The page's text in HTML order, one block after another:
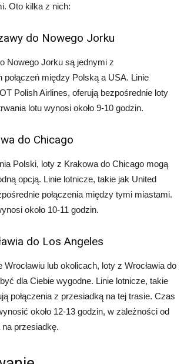
Oto kilka z nich:
do Nowego Jorku
Nowego Jorku są jednymi z
połączeń między Polską a USA. Linie
Polish Airlines, oferują bezpośrednie loty
lotu wynosi około 9-10 godzin.
do Chicago
Polski, loty z Krakowa do Chicago mogą
opcją. Linie lotnicze, takie jak United
połączenia między tymi miastami.
około 10-11 godzin.
do Los Angeles
lub okolicach, loty z Wrocławia do
dla Ciebie wygodne. Linie lotnicze, takie
połączenia z przesiadką na tej trasie. Czas
około 12-13 godzin, w zależności od
przesiadkę.